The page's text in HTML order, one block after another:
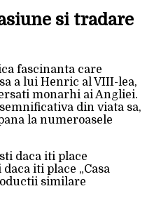
si tradare
fascinanta care
a lui Henric al VIII-lea,
monarhi ai Angliei.
din viata sa,
la numeroasele
iti place „Casa
similare